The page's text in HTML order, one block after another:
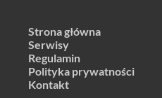
Strona główna
Serwisy
Regulamin
Polityka prywatności
Kontakt